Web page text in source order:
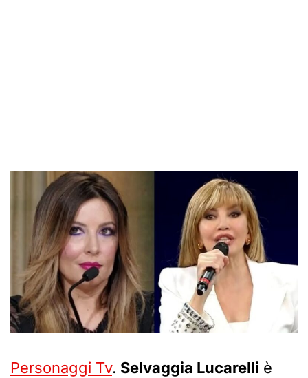
Personaggi Tv. Selvaggia Lucarelli è